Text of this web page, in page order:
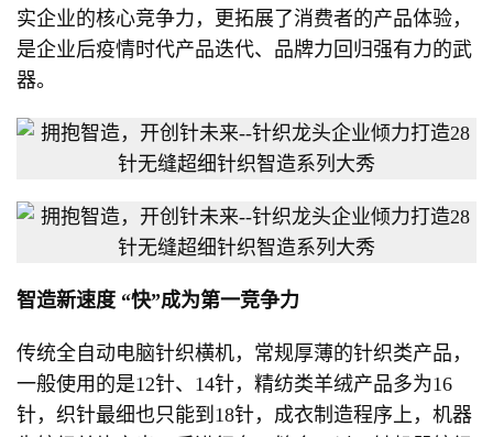
实企业的核心竞争力，更拓展了消费者的产品体验，
是企业后疫情时代产品迭代、品牌力回归强有力的武
器。
智造新速度 “快”成为第一竞争力
传统全自动电脑针织横机，常规厚薄的针织类产品，
一般使用的是12针、14针，精纺类羊绒产品多为16
针，织针最细也只能到18针，成衣制造程序上，机器